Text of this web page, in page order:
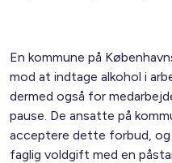
En kommune på
mod at indtage alkohol i
dermed også for
pause. De ansatte på
acceptere dette forbud,
faglig voldgift med en